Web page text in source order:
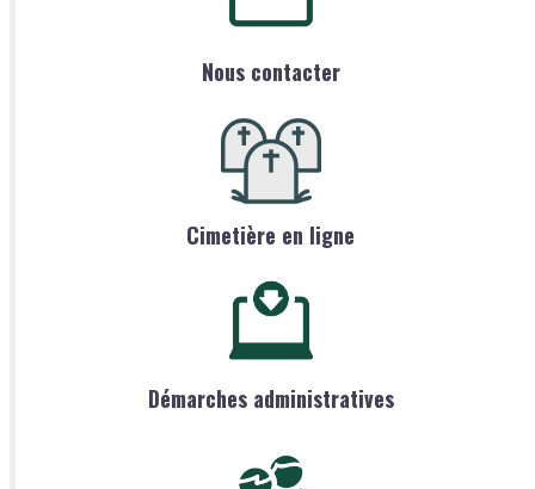
Nous contacter
Cimetière en ligne
Démarches administratives